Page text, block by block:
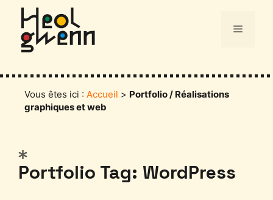
contenu
Menu
Vous êtes ici : Accueil > Portfolio / Réalisations
graphiques et web
Portfolio Tag: WordPress